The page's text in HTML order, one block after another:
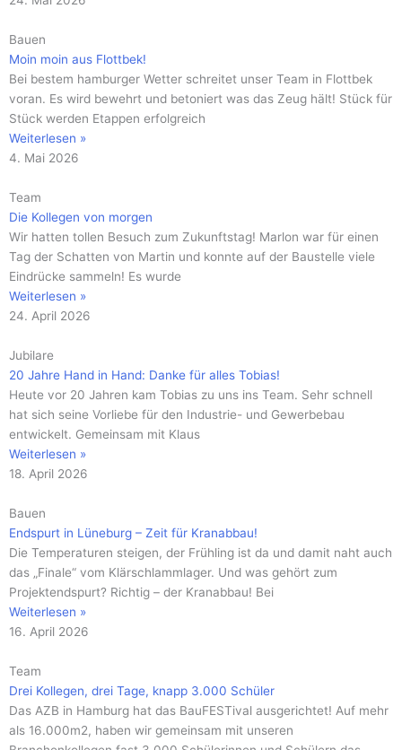
Bauen
Moin moin aus Flottbek!
Bei bestem hamburger Wetter schreitet unser Team in Flottbek
voran. Es wird bewehrt und betoniert was das Zeug hält! Stück für
Stück werden Etappen erfolgreich
Weiterlesen »
4. Mai 2026
Team
Die Kollegen von morgen
Wir hatten tollen Besuch zum Zukunftstag! Marlon war für einen
Tag der Schatten von Martin und konnte auf der Baustelle viele
Eindrücke sammeln! Es wurde
Weiterlesen »
24. April 2026
Jubilare
20 Jahre Hand in Hand: Danke für alles Tobias!
Heute vor 20 Jahren kam Tobias zu uns ins Team. Sehr schnell
hat sich seine Vorliebe für den Industrie- und Gewerbebau
entwickelt. Gemeinsam mit Klaus
Weiterlesen »
18. April 2026
Bauen
Endspurt in Lüneburg – Zeit für Kranabbau!
Die Temperaturen steigen, der Frühling ist da und damit naht auch
das „Finale“ vom Klärschlammlager. Und was gehört zum
Projektendspurt? Richtig – der Kranabbau! Bei
Weiterlesen »
16. April 2026
Team
Drei Kollegen, drei Tage, knapp 3.000 Schüler
Das AZB in Hamburg hat das BauFESTival ausgerichtet! Auf mehr
als 16.000m2, haben wir gemeinsam mit unseren